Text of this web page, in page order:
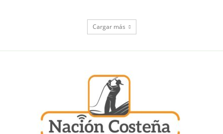
Cargar más